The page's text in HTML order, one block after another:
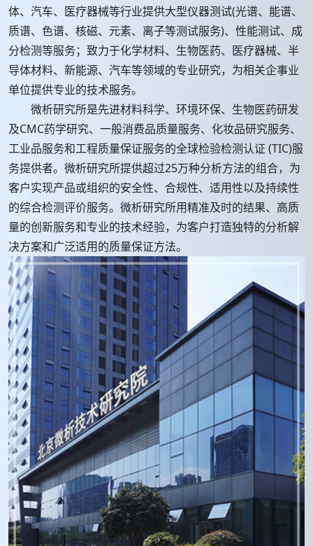
体、汽车、医疗器械等行业提供大型仪器测试(光谱、能谱、
质谱、色谱、核磁、元素、离子等测试服务)、性能测试、成
分检测等服务；致力于化学材料、生物医药、医疗器械、半
导体材料、新能源、汽车等领域的专业研究，为相关企事业
单位提供专业的技术服务。
微析研究所是先进材料科学、环境环保、生物医药研发
及CMC药学研究、一般消费品质量服务、化妆品研究服务、
工业品服务和工程质量保证服务的全球检验检测认证 (TIC)服
务提供者。微析研究所提供超过25万种分析方法的组合，为
客户实现产品或组织的安全性、合规性、适用性以及持续性
的综合检测评价服务。微析研究所用精准及时的结果、高质
量的创新服务和专业的技术经验，为客户打造独特的分析解
决方案和广泛适用的质量保证方法。